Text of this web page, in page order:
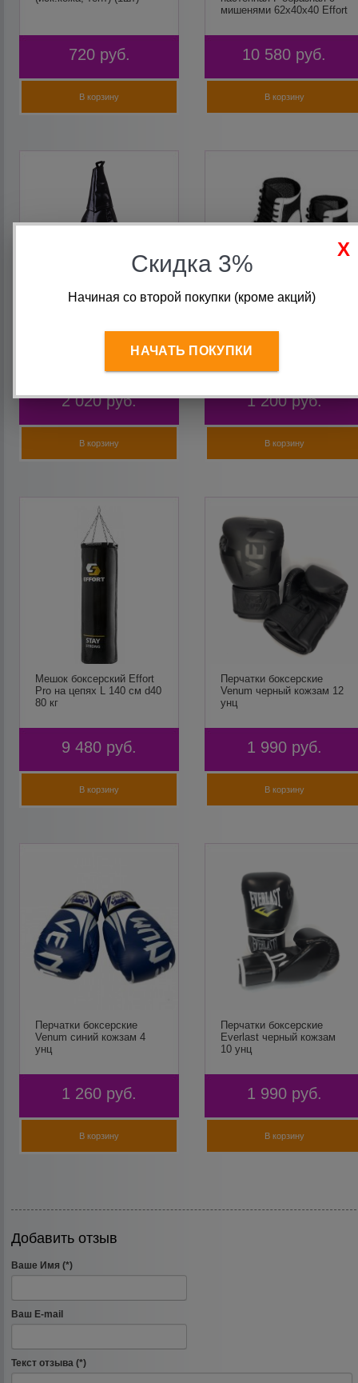
720 руб.
В корзину
мишенями 62х40х40 Effort
10 580 руб.
В корзину
Груша боксерская Master
E512, тент, 7 кг, черный
Effort капля подвесная
2 020 руб.
В корзину
Борцовки (смэш)
1 200 руб.
В корзину
Мешок боксерский Effort
Pro на цепях L 140 см d40
80 кг
9 480 руб.
В корзину
Перчатки боксерские
Venum черный кожзам 12
унц
1 990 руб.
В корзину
Перчатки боксерские
Venum синий кожзам 4
унц
1 260 руб.
В корзину
Перчатки боксерские
Everlast черный кожзам
10 унц
1 990 руб.
В корзину
Добавить отзыв
Ваше Имя (*)
Ваш E-mail
Текст отзыва (*)
Скидка 3%
Начиная со второй покупки (кроме акций)
НАЧАТЬ ПОКУПКИ